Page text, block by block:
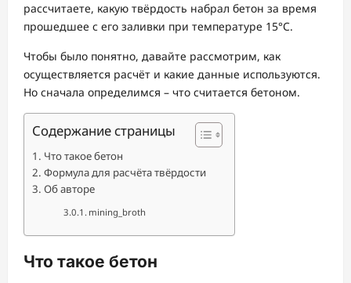
рассчитаете, какую твёрдость набрал бетон за время
прошедшее с его заливки при температуре 15°С.
Чтобы было понятно, давайте рассмотрим, как
осуществляется расчёт и какие данные используются.
Но сначала определимся – что считается бетоном.
Содержание страницы
Что такое бетон
Формула для расчёта твёрдости
Об авторе
mining_broth
Что такое бетон